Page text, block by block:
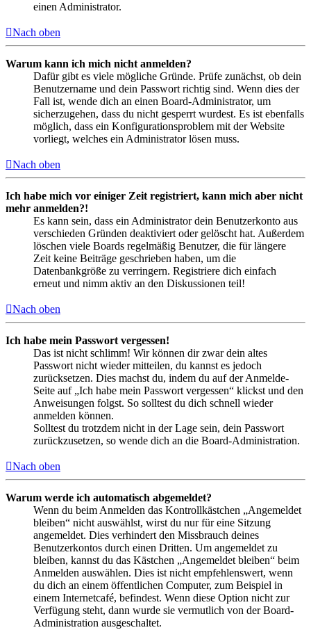
einen Administrator.
Nach oben
Warum kann ich mich nicht anmelden?
Dafür gibt es viele mögliche Gründe. Prüfe zunächst, ob dein
Benutzername und dein Passwort richtig sind. Wenn dies der
Fall ist, wende dich an einen Board-Administrator, um
sicherzugehen, dass du nicht gesperrt wurdest. Es ist ebenfalls
möglich, dass ein Konfigurationsproblem mit der Website
vorliegt, welches ein Administrator lösen muss.
Nach oben
Ich habe mich vor einiger Zeit registriert, kann mich aber nicht
mehr anmelden?!
Es kann sein, dass ein Administrator dein Benutzerkonto aus
verschieden Gründen deaktiviert oder gelöscht hat. Außerdem
löschen viele Boards regelmäßig Benutzer, die für längere
Zeit keine Beiträge geschrieben haben, um die
Datenbankgröße zu verringern. Registriere dich einfach
erneut und nimm aktiv an den Diskussionen teil!
Nach oben
Ich habe mein Passwort vergessen!
Das ist nicht schlimm! Wir können dir zwar dein altes
Passwort nicht wieder mitteilen, du kannst es jedoch
zurücksetzen. Dies machst du, indem du auf der Anmelde-
Seite auf „Ich habe mein Passwort vergessen“ klickst und den
Anweisungen folgst. So solltest du dich schnell wieder
anmelden können.
Solltest du trotzdem nicht in der Lage sein, dein Passwort
zurückzusetzen, so wende dich an die Board-Administration.
Nach oben
Warum werde ich automatisch abgemeldet?
Wenn du beim Anmelden das Kontrollkästchen „Angemeldet
bleiben“ nicht auswählst, wirst du nur für eine Sitzung
angemeldet. Dies verhindert den Missbrauch deines
Benutzerkontos durch einen Dritten. Um angemeldet zu
bleiben, kannst du das Kästchen „Angemeldet bleiben“ beim
Anmelden auswählen. Dies ist nicht empfehlenswert, wenn
du dich an einem öffentlichen Computer, zum Beispiel in
einem Internetcafé, befindest. Wenn diese Option nicht zur
Verfügung steht, dann wurde sie vermutlich von der Board-
Administration ausgeschaltet.